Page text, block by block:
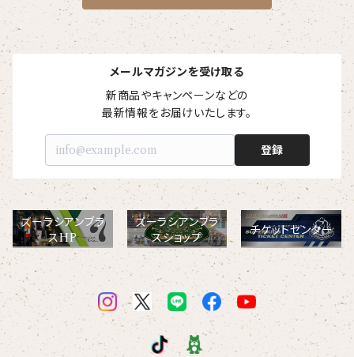
メールマガジンを受け取る
新商品やキャンペーンなどの
最新情報をお届けいたします。
登録
ズーラシアンブラ
スHP
ズーラシアンブラ
スショップ
チケットセンター